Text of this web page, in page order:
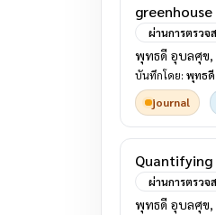
ผ่านการตรวจ
พุทธดี อุบลศุข,
บันทึกโดย: พุทธ
journal
Quantifying
ผ่านการตรวจ
พุทธดี อุบลศุข,